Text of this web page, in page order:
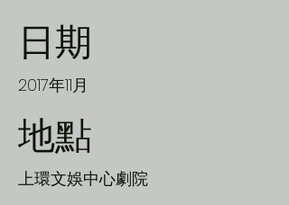
日期
2017年11月
地點
上環文娛中心劇院